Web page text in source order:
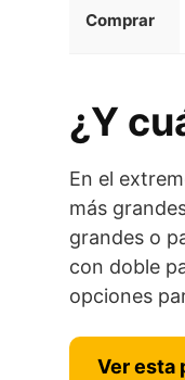
Comprar
¿Y
En el
más
grandes o
con doble
opciones
Ver esta